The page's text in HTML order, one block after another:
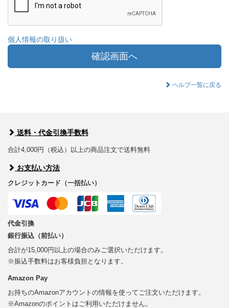
個人情報の取り扱い
確認画面へ
ヘルプ一覧に戻る
送料・代金引換手数料
合計4,000円（税込）以上の商品注文で送料無料
お支払い方法
クレジットカード（一括払い）
代金引換
銀行振込（前払い）
合計が15,000円以上の場合のみご選択いただけます。
※振込手数料はお客様負担となります。
Amazon Pay
お持ちのAmazonアカウントの情報を使ってご注文いただけます。
※Amazonのポイントはご利用いただけません。